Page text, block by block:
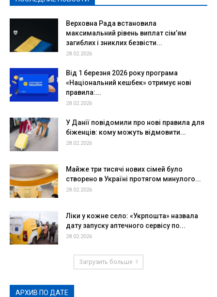
Верховна Рада встановила
максимальний рівень виплат сім’ям
загиблих і зниклих безвісти...
28.02.2026
Від 1 березня 2026 року програма
«Національний кешбек» отримує нові
правила:...
28.02.2026
У Данії повідомили про нові правила для
біженців: кому можуть відмовити...
28.02.2026
Майже три тисячі нових сімей було
створено в Україні протягом минулого...
28.02.2026
Ліки у кожне село: «Укрпошта» назвала
дату запуску аптечного сервісу по...
28.02.2026
Загрузить больше
АРХИВ ПО ДАТЕ